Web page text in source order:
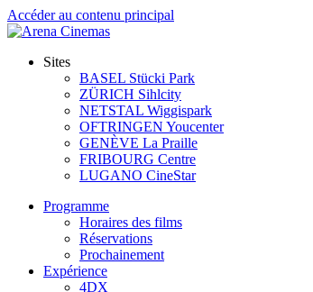
Accéder au contenu principal
Sites
BASEL Stücki Park
ZÜRICH Sihlcity
NETSTAL Wiggispark
OFTRINGEN Youcenter
GENÈVE La Praille
FRIBOURG Centre
LUGANO CineStar
Programme
Horaires des films
Réservations
Prochainement
Expérience
4DX